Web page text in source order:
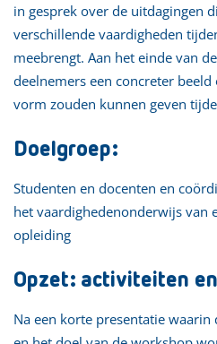
in gesprek over de uitdagingen
verschillende vaardigheden
meebrengt. Aan het einde van
deelnemers een concreter
vorm zouden kunnen geven
Doelgroep:
Studenten en docenten en
het vaardighedenonderwijs van
opleiding
Opzet: activiteiten
Na een korte presentatie